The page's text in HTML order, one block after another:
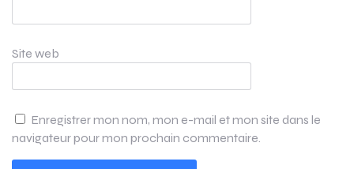
Site web
Enregistrer mon nom, mon e-mail et mon site dans le
navigateur pour mon prochain commentaire.